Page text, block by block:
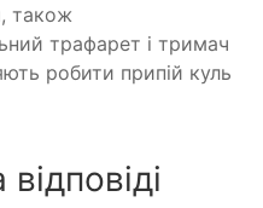
також
трафарет і тримач
робити припій куль